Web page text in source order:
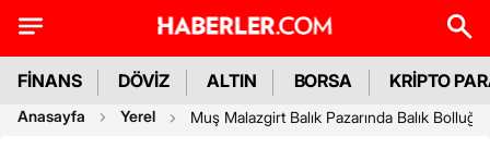
FİNANS DÖVİZ ALTIN BORSA KRİPTO
Anasayfa Yerel Muş Malazgirt Balık Pazarında Balık Bolluğu